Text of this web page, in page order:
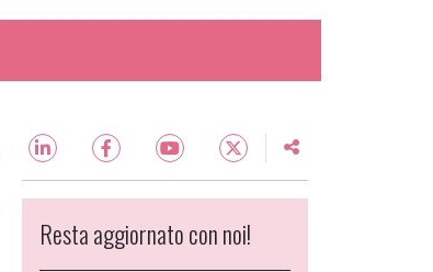
Resta aggiornato con noi!